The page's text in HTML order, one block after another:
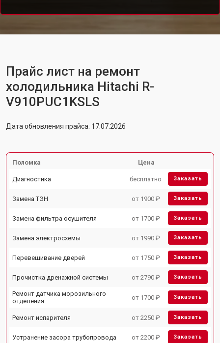
Прайс лист на ремонт
холодильника Hitachi R-
V910PUC1KSLS
Дата обновления прайса: 17.07.2026
Поломка Цена
Диагностика бесплатно Заказать
Замена ТЭН от 1900 ₽ Заказать
Замена фильтра осушителя от 1700 ₽ Заказать
Замена электросхемы от 1990 ₽ Заказать
Перевешивание дверей от 1750 ₽ Заказать
Прочистка дренажной системы от 2790 ₽ Заказать
Ремонт датчика морозильного
отделения
от 1700 ₽ Заказать
Ремонт испарителя от 2250 ₽ Заказать
Устранение засора трубопровода от 2200 ₽ Заказать